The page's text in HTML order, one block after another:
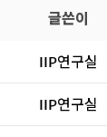
글쓴이
IIP연구실
IIP연구실